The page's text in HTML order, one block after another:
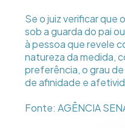
Se o juiz verificar que
sob a guarda do pai
à pessoa que revele
natureza da medida,
preferência, o grau
de afinidade e
Fonte: AGÊNCIA